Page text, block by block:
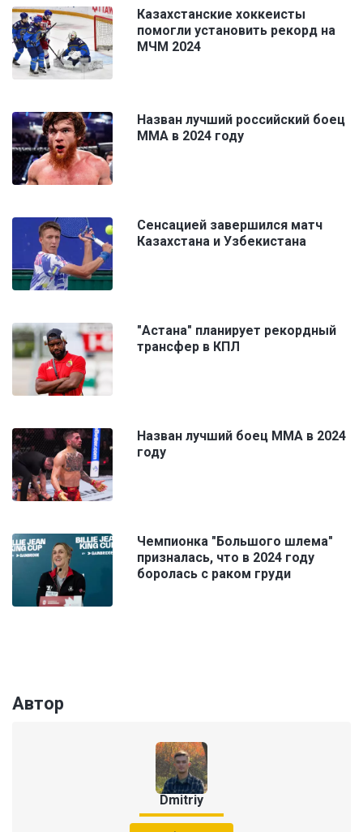
Казахстанские хоккеисты
помогли установить рекорд на
МЧМ 2024
Назван лучший российский боец
ММА в 2024 году
Сенсацией завершился матч
Казахстана и Узбекистана
"Астана" планирует рекордный
трансфер в КПЛ
Назван лучший боец ММА в 2024
году
Чемпионка "Большого шлема"
призналась, что в 2024 году
боролась с раком груди
Автор
Dmitriy